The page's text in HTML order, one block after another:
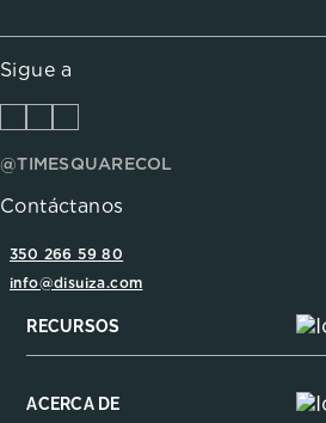
Sigue a
@TIMESQUARECOL
Contáctanos
350 266 59 80
info@disuiza.com
RECURSOS
ACERCA DE